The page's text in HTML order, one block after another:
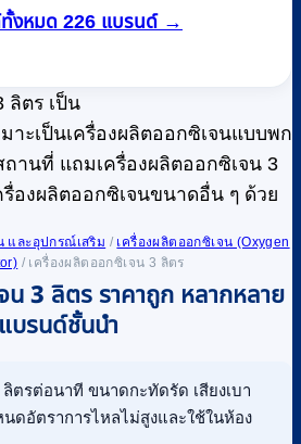
งหมด 226 แบรนด์ →
และอุปกรณ์เสริม / เครื่องผลิตออกซิเจน (Oxygen
/ เครื่องผลิตออกซิเจน 3 ลิตร
น 3 ลิตร ราคาถูก หลากหลาย
แบรนด์ชั้นนำ
ลิตรต่อนาที ขนาดกะทัดรัด เสียงเบา
ดอัตราการไหลไม่สูงและใช้ในห้อง
ลิตร เป็น
าะเป็นเครื่องผลิตออกซิเจนแบบพก
านที่ แถมเครื่องผลิตออกซิเจน 3
รื่องผลิตออกซิเจนขนาดอื่น ๆ ด้วย